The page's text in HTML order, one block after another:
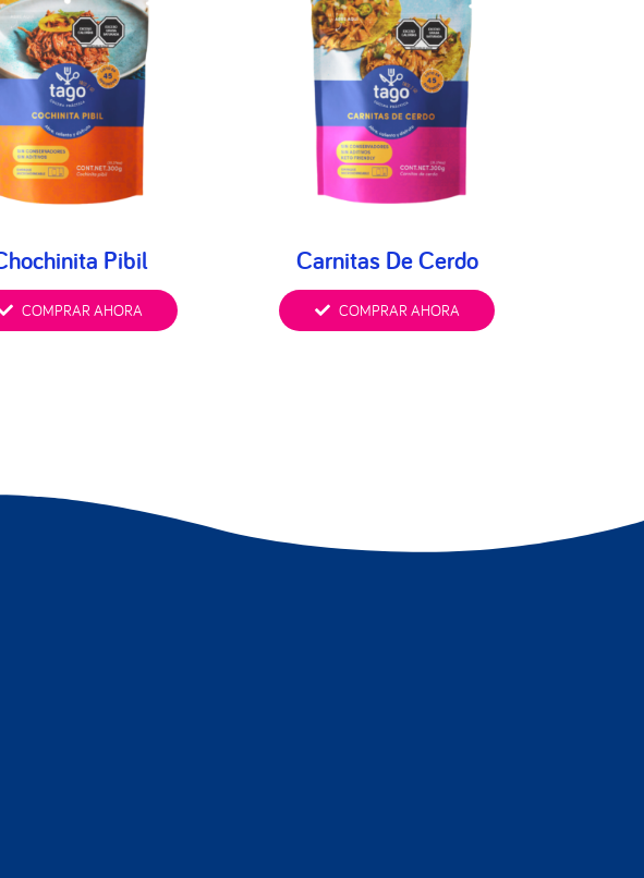
Pibil
COMPRAR AHORA
Carnitas De Cerdo
COMPRAR AHORA